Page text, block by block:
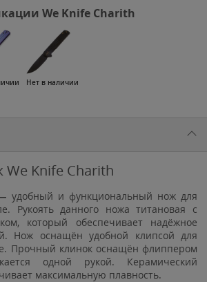
We Knife Charith
Нет в наличии
Knife Charith
удобный и функциональный нож для
Рукоять данного ножа титановая с
который обеспечивает надёжное
Нож оснащён удобной клипсой для
Прочный клинок оснащён флиппером
одной рукой. Керамический
максимальную плавность.